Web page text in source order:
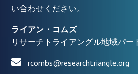
い合わせください。
ライアン・コムズ
リサーチトライアングル地域パ
rcombs@researchtriangle.org